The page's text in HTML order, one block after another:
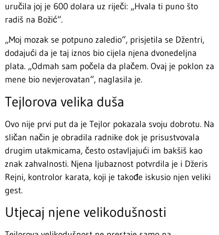
uručila joj je 600 dolara uz riječi: „Hvala ti puno što
radiš na Božić“.
„Moj mozak se potpuno zaledio“, prisjetila se Džentri,
dodajući da je taj iznos bio cijela njena dvonedeljna
plata. „Odmah sam počela da plačem. Ovaj je poklon za
mene bio nevjerovatan“, naglasila je.
Tejlorova velika duša
Ovo nije prvi put da je Tejlor pokazala svoju dobrotu. Na
sličan način je obradila radnike dok je prisustvovala
drugim utakmicama, često ostavljajući im bakšiš kao
znak zahvalnosti. Njena ljubaznost potvrdila je i Džeris
Rejni, kontrolor karata, koji je takođe iskusio njen veliki
gest.
Utjecaj njene velikodušnosti